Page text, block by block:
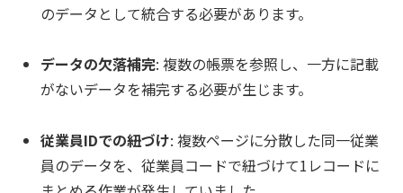
のデータとして統合する必要があります。
データの欠落補完: 複数の帳票を参照し、一方に記載
がないデータを補完する必要が生じます。
従業員IDでの紐づけ: 複数ページに分散した同一従業
員のデータを、従業員コードで紐づけて1レコードに